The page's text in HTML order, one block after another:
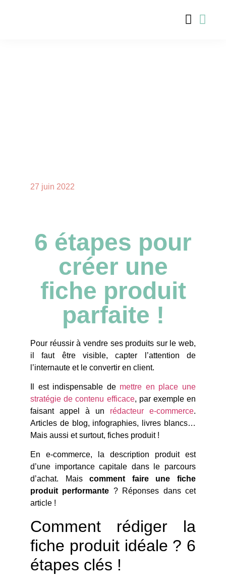
27 juin 2022
6 étapes pour
créer une
fiche produit
parfaite !
Pour réussir à vendre ses produits sur le web,
il faut être visible, capter l’attention de
l’internaute et le convertir en client.
Il est indispensable de mettre en place une
stratégie de contenu efficace, par exemple en
faisant appel à un rédacteur e-commerce.
Articles de blog, infographies, livres blancs…
Mais aussi et surtout, fiches produit !
En e-commerce, la description produit est
d’une importance capitale dans le parcours
d’achat. Maiscomment faire une fiche
produit performante ? Réponses dans cet
article !
Comment rédiger la
fiche produit idéale ? 6
étapes clés !